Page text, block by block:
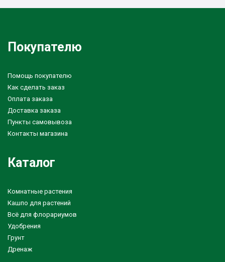
Покупателю
Помощь покупателю
Как сделать заказ
Оплата заказа
Доставка заказа
Пункты самовывоза
Контакты магазина
Каталог
Комнатные растения
Кашпо для растений
Всё для флорариумов
Удобрения
Грунт
Дренаж